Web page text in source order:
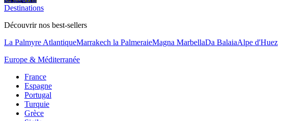
Destinations
Découvrir nos best-sellers
La Palmyre AtlantiqueMarrakech la PalmeraieMagna MarbellaDa BalaiaAlpe d'Huez
Europe & Méditerranée
France
Espagne
Portugal
Turquie
Grèce